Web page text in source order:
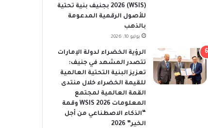
(WSIS) 2026 بجنيف بنية تحتية
للأصول الرقمية المدعومة
بالذهب
يوليو 10, 2026
الرؤية الخضراء لدولة الإمارات
تتصدر المشهد في جنيف:
تعزيز البنية التحتية العالمية
للقيمة الخضراء خلال منتدى
القمة العالمية لمجتمع
المعلومات WSIS 2026 وقمة
“الذكاء الاصطناعي من أجل
الخير” 2026